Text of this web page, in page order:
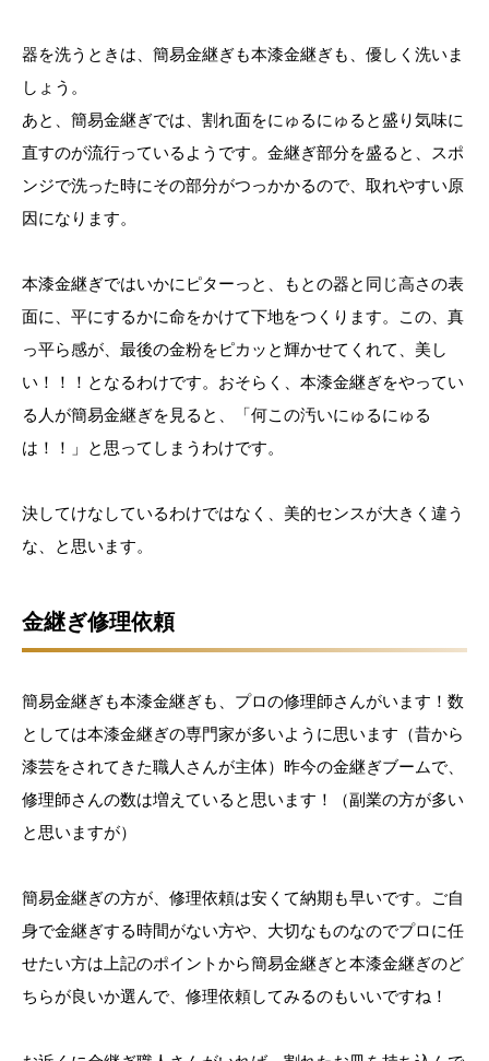
器を洗うときは、簡易金継ぎも本漆金継ぎも、優しく洗いま
しょう。
あと、簡易金継ぎでは、割れ面をにゅるにゅると盛り気味に
直すのが流行っているようです。金継ぎ部分を盛ると、スポ
ンジで洗った時にその部分がつっかかるので、取れやすい原
因になります。
本漆金継ぎではいかにピターっと、もとの器と同じ高さの表
面に、平にするかに命をかけて下地をつくります。この、真
っ平ら感が、最後の金粉をピカッと輝かせてくれて、美し
い！！！となるわけです。おそらく、本漆金継ぎをやってい
る人が簡易金継ぎを見ると、「何この汚いにゅるにゅる
は！！」と思ってしまうわけです。
決してけなしているわけではなく、美的センスが大きく違う
な、と思います。
金継ぎ修理依頼
簡易金継ぎも本漆金継ぎも、プロの修理師さんがいます！数
としては本漆金継ぎの専門家が多いように思います（昔から
漆芸をされてきた職人さんが主体）昨今の金継ぎブームで、
修理師さんの数は増えていると思います！（副業の方が多い
と思いますが）
簡易金継ぎの方が、修理依頼は安くて納期も早いです。ご自
身で金継ぎする時間がない方や、大切なものなのでプロに任
せたい方は上記のポイントから簡易金継ぎと本漆金継ぎのど
ちらが良いか選んで、修理依頼してみるのもいいですね！